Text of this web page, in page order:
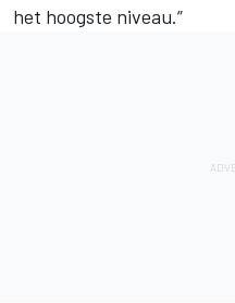
het hoogste niveau.”